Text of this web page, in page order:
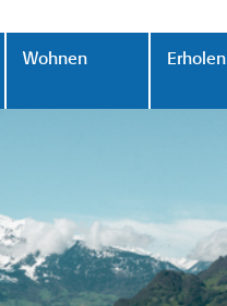
Wohnen Erholen